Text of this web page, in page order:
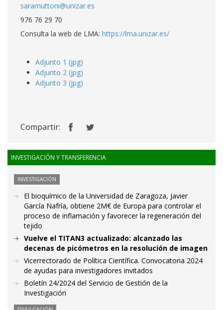
saramuttoni@unizar.es
976 76 29 70
Consulta la web de LMA: https://lma.unizar.es/
Adjunto 1 (jpg)
Adjunto 2 (jpg)
Adjunto 3 (jpg)
Compartir:
INVESTIGACIÓN Y TRANSFERENCIA
INVESTIGACIÓN
El bioquímico de la Universidad de Zaragoza, Javier
García Nafría, obtiene 2M€ de Europa para controlar el
proceso de inflamación y favorecer la regeneración del
tejido
Vuelve el TITAN3 actualizado: alcanzado las
decenas de picómetros en la resolución de imagen
Vicerrectorado de Política Científica. Convocatoria 2024
de ayudas para investigadores invitados
Boletín 24/2024 del Servicio de Gestión de la
Investigación